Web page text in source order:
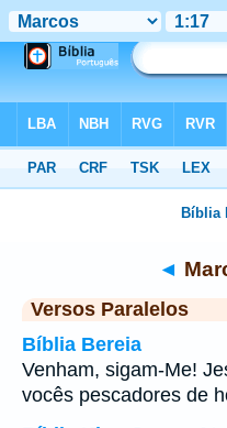
◄
Versos Paralelos
Bíblia Bereia
Venham, sigam-Me!
vocês pescadores de